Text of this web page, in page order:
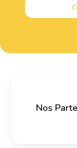
Nos